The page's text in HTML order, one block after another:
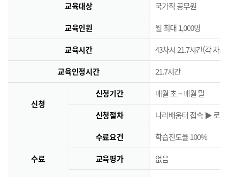
교육대상 국가직 공무원
교육인원 월 최대 1,000명
교육시간 43차시 21.7시간(각 차
교육인정시간 21.7시간
신청
신청기간 매월 초 ~ 매월 말
신청절차 나라배움터 접속 ▶ 로그
수료
수료요건 학습진도율 100%
교육평가 없음